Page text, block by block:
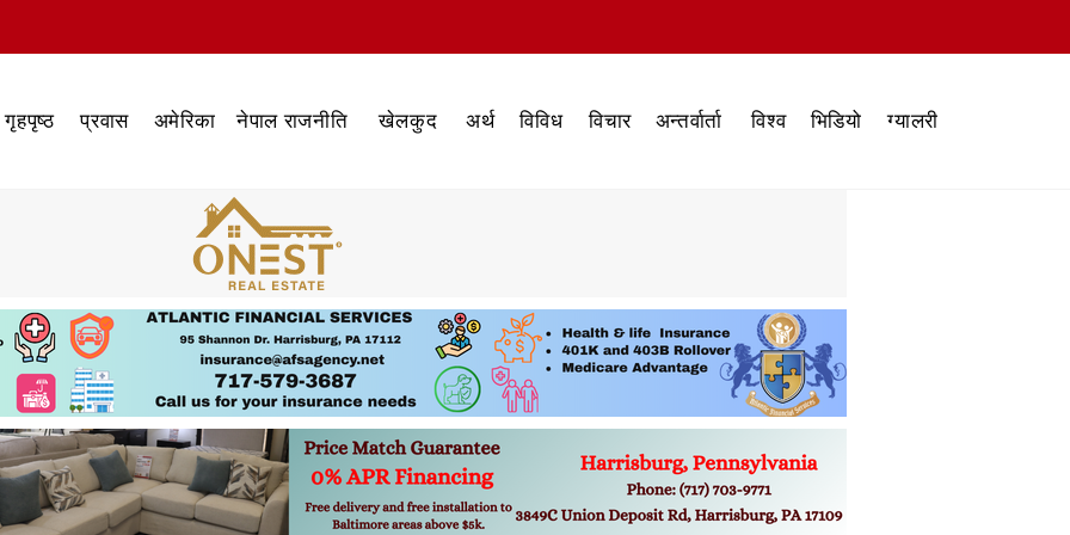
गृहपृष्ठ प्रवास अमेरिका नेपाल राजनीति खेलकुद अर्थ विविध विचार अन्तर्वार्ता विश्व भिडियो ग्यालरी